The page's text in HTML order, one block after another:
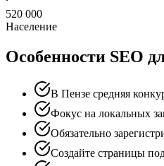
520 000
Население
Особенности SEO
В Пензе средняя
Фокус на локальных
Обязательно
Создайте страницы